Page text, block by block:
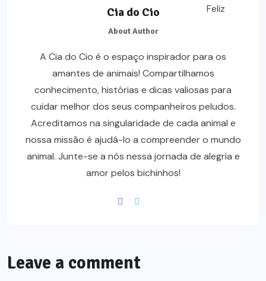
Cia do Cio
About Author
A Cia do Cio é o espaço inspirador para os
amantes de animais! Compartilhamos
conhecimento, histórias e dicas valiosas para
cuidar melhor dos seus companheiros peludos.
Acreditamos na singularidade de cada animal e
nossa missão é ajudá-lo a compreender o mundo
animal. Junte-se a nós nessa jornada de alegria e
amor pelos bichinhos!
Leave a comment